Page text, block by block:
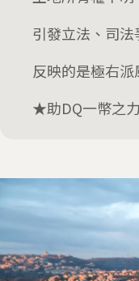
引發立法、司
反映的是極右派
★助DQ一幣之